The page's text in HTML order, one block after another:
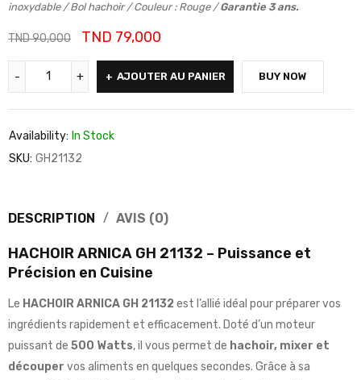
inoxydable / Bol hachoir / Couleur : Rouge /Garantie 3 ans.
TND90,000 TND 79,000
AJOUTER AU PANIER BUY NOW
Availability: In Stock
SKU: GH21132
DESCRIPTION AVIS (0)
HACHOIR ARNICA GH 21132 – Puissance et
Précision en Cuisine
Le HACHOIR ARNICA GH 21132 est l’allié idéal pour préparer vos
ingrédients rapidement et efficacement. Doté d’un moteur
puissant de 500 Watts, il vous permet de hachoir, mixer et
découper vos aliments en quelques secondes. Grâce à sa